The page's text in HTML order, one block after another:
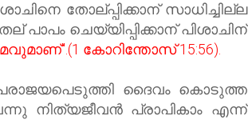
തോല്പ്പിക്കാന് സാധിച്ചില്ല
ചെയ്യിപ്പിക്കാന് പിശാചിന്
കോറിന്തോസ് 15:56).
ദൈവം കൊടുത്ത
നിത്യജീവന്‍ പ്രാപികാം എന്ന്